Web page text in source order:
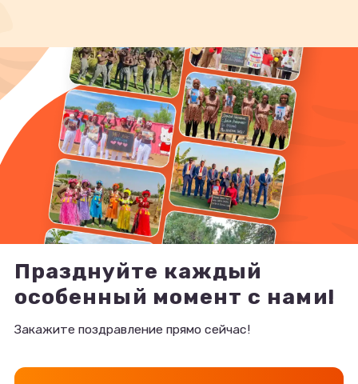
Празднуйте каждый
особенный момент с нами!
Закажите поздравление прямо сейчас!